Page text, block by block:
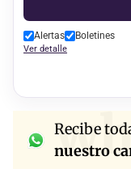
Alertas Boletines
Ver detalle
Recibe
nuestro